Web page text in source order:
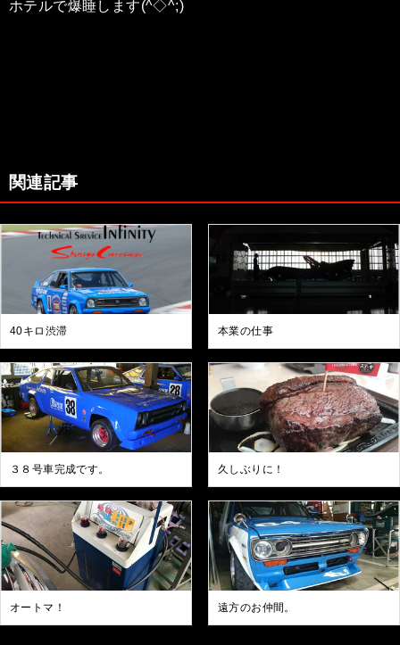
ホテルで爆睡します(^◇^;)
関連記事
40キロ渋滞 本業の仕事
３８号車完成です。 久しぶりに！
オートマ！ 遠方のお仲間。